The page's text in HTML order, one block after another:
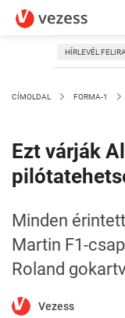
HÍRLEVÉL
CÍMOLDAL FORMA-1
Ezt várják
Minden
Martin F1-
Roland
Vezess